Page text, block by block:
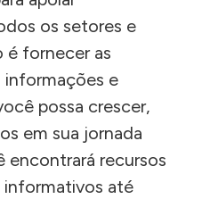
os setores e
é fornecer as
informações e
possa crescer,
em sua jornada
encontrará recursos
informativos até